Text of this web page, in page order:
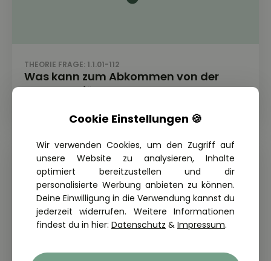
THEORIE FRAGE: 1.1.01-112
Was kann zum Abkommen von der
Fahrbahn führen?
Cookie Einstellungen 🍪
Wir verwenden Cookies, um den Zugriff auf
unsere Website zu analysieren, Inhalte
optimiert bereitzustellen und dir
personalisierte Werbung anbieten zu können.
Deine Einwilligung in die Verwendung kannst du
jederzeit widerrufen. Weitere Informationen
findest du in hier: Datenschutz & Impressum.